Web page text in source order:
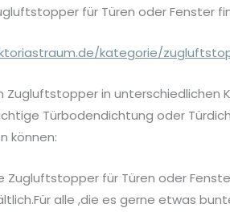
für Türen oder Fenster
kategorie/
Zugluftstopper in unterschiedlichen
Türbodendichtung oder
können:
Zugluftstopper für Türen oder
alle ,die es gerne etwas